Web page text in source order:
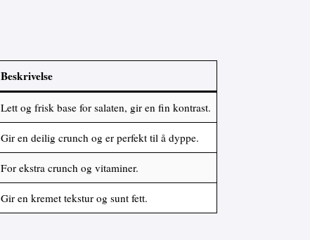
Beskrivelse
Lett og frisk base for salaten, gir en fin kontrast.
Gir en deilig crunch og er perfekt til å dyppe.
For ekstra crunch og vitaminer.
Gir en kremet tekstur og sunt fett.